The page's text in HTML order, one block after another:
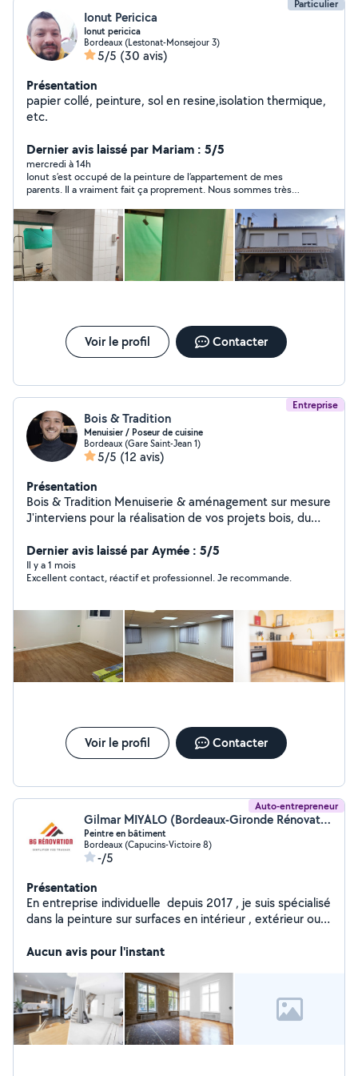
Particulier
Ionut Pericica
Ionut pericica
Bordeaux (Lestonat-Monsejour 3)
5/5 (30 avis)
Présentation
papier collé, peinture, sol en resine,isolation thermique,
etc.
Dernier avis laissé par Mariam : 5/5
mercredi à 14h
Ionut s’est occupé de la peinture de l’appartement de mes
parents. Il a vraiment fait ça proprement. Nous sommes très
Voir le profil Contacter
Entreprise
Bois & Tradition
Menuisier / Poseur de cuisine
Bordeaux (Gare Saint-Jean 1)
5/5 (12 avis)
Présentation
Bois & Tradition Menuiserie & aménagement sur mesure
J'interviens pour la réalisation de vos projets bois, du
fonctionnelles Parquets massifs, contrecollés, stratifiés
et Vinyles Terrasses bois sur mesure Agencement et
menuiserie intérieure Chaque projet est réalisé avec
matériaux et des finitions. Un seul objectif : un rendu
propre, durable et esthétique Contactez-moi pour
échanger sur votre projet. Clément.
Dernier avis laissé par Aymée : 5/5
Il y a 1 mois
Excellent contact, réactif et professionnel. Je recommande.
Voir le profil Contacter
Auto-entrepreneur
Gilmar MIYALO (Bordeaux-Gironde Rénovation- BG RENOVATION)
Peintre en bâtiment
Bordeaux (Capucins-Victoire 8)
-/5
Présentation
En entreprise individuelle depuis 2017 , je suis spécialisé
dans la peinture sur surfaces en intérieur , extérieur ou
contacter pour me demander un RDV de devis gratuit.
Aucun avis pour l'instant